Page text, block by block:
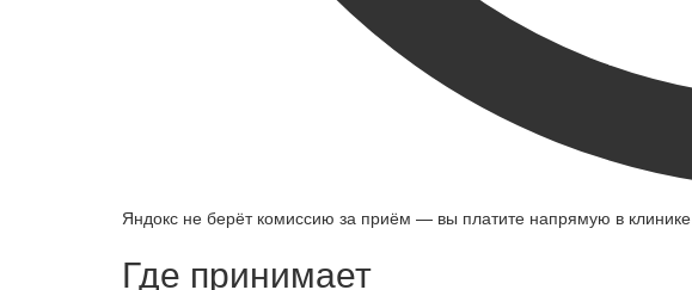
Яндокс не берёт комиссию за приём — вы платите напрямую в клинике
Где принимает